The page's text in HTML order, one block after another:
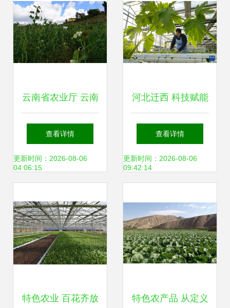
云南省农业厅 云南
农业信息网
查看详情
更新时间：2026-08-06
04:06:15
河北迁西 科技赋能
现代农业 绘就乡村
振兴新画卷
查看详情
更新时间：2026-08-06
09:42:14
特色农业 百花齐放 特色农产品 从定义